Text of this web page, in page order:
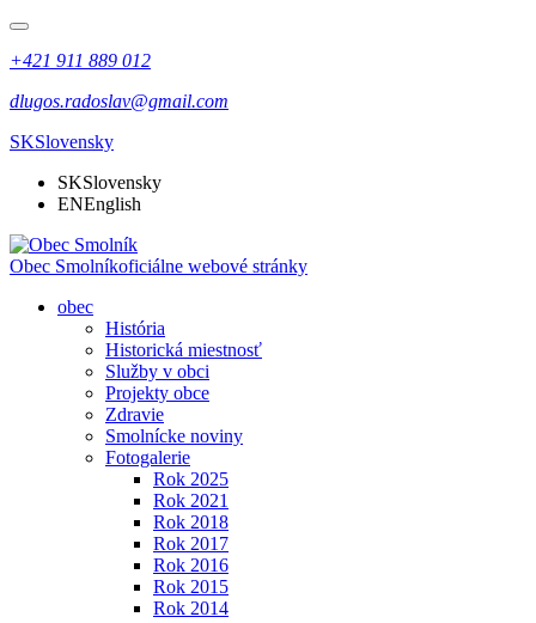
+421 911 889 012
dlugos.radoslav@gmail.com
SKSlovensky
SKSlovensky
ENEnglish
Obec Smolníkoficiálne webové stránky
obec
História
Historická miestnosť
Služby v obci
Projekty obce
Zdravie
Smolnícke noviny
Fotogalerie
Rok 2025
Rok 2021
Rok 2018
Rok 2017
Rok 2016
Rok 2015
Rok 2014